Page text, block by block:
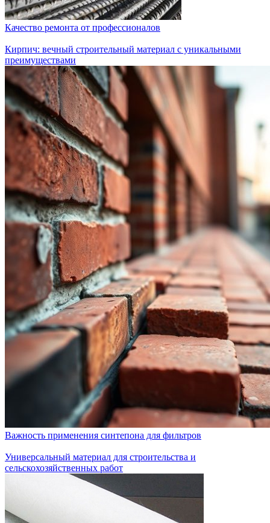
Качество ремонта от профессионалов
Кирпич: вечный строительный материал с уникальными
преимуществами
Важность применения синтепона для фильтров
Универсальный материал для строительства и
сельскохозяйственных работ